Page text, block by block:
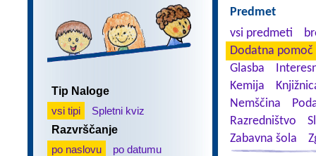
Tip Naloge
vsi tipi
Spletni kviz
Razvrščanje
po naslovu
po datumu
Predmet
vsi predmeti
Dodatna
Glasba
Kemija
Nemščina
Razredništvo
Zabavna šola